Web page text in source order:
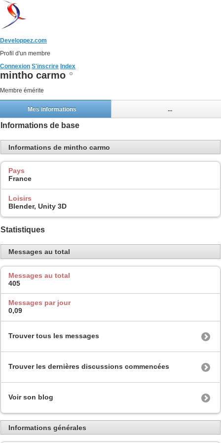
Developpez.com
Profil d'un membre
Connexion S'inscrire Index
mintho carmo
Membre émérite
Mes informations ...
Informations de base
Informations de mintho carmo
Pays
France
Loisirs
Blender, Unity 3D
Statistiques
Messages au total
Messages au total
405
Messages par jour
0,09
Trouver tous les messages
Trouver les dernières discussions commencées
Voir son blog
Informations générales